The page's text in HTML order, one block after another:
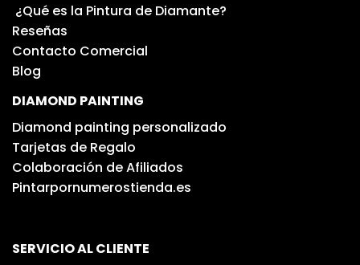
¿Qué es la Pintura de Diamante?
Reseñas
Contacto Comercial
Blog
DIAMOND PAINTING
Diamond painting personalizado
Tarjetas de Regalo
Colaboración de Afiliados
Pintarpornumerostienda.es
SERVICIO AL CLIENTE